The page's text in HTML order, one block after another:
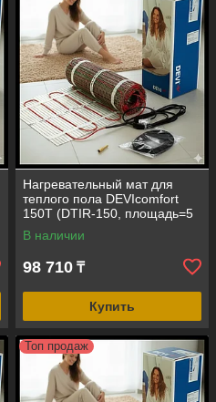
Нагревательный мат для
теплого пола DEVIcomfort
150T (DTIR-150, площадь=5
кв.м, 750 Вт, размер=0,5 м*10
м)
В наличии
98 710 ₸
Купить
Топ продаж